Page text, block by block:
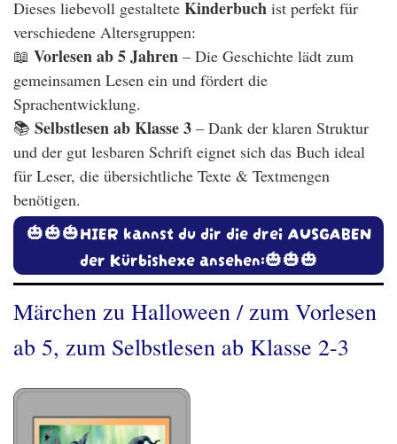
Dieses liebevoll gestaltete Kinderbuch ist perfekt für
verschiedene Altersgruppen:
📖 Vorlesen ab 5 Jahren – Die Geschichte lädt zum
gemeinsamen Lesen ein und fördert die
Sprachentwicklung.
📚 Selbstlesen ab Klasse 3 – Dank der klaren Struktur
und der gut lesbaren Schrift eignet sich das Buch ideal
für Leser, die übersichtliche Texte & Textmengen
benötigen.
🎃🎃🎃HIER kannst du dir die drei AUSGABEN
der Kürbishexe ansehen:🎃🎃🎃
Märchen zu Halloween / zum Vorlesen
ab 5, zum Selbstlesen ab Klasse 2-3